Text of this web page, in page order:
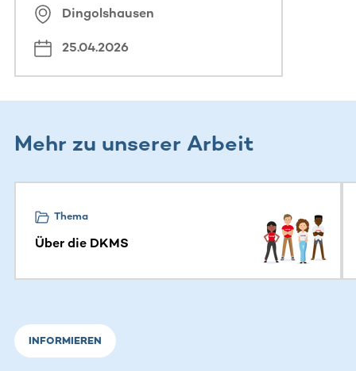
Dingolshausen
25.04.2026
Mehr zu unserer Arbeit
Thema
Über die DKMS
INFORMIEREN